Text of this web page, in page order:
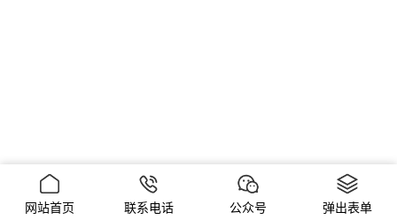
网站首页 联系电话 公众号 弹出表单